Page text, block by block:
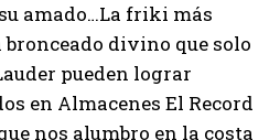
amado…La friki más
bronceado divino que solo
pueden lograr
en Almacenes El Record
nos alumbro en la costa